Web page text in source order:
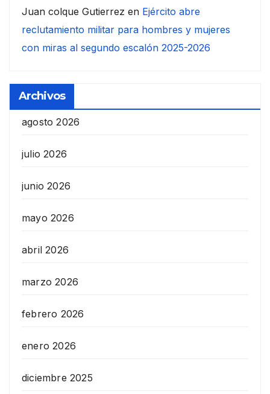
Juan colque Gutierrez en Ejército abre
reclutamiento militar para hombres y mujeres
con miras al segundo escalón 2025-2026
Archivos
agosto 2026
julio 2026
junio 2026
mayo 2026
abril 2026
marzo 2026
febrero 2026
enero 2026
diciembre 2025